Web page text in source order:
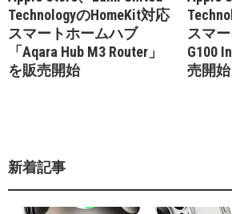
TechnologyのHomeKit対応
スマートホームハブ
「Aqara Hub M3 Router」
を販売開始
スマ
G100
売開始
新着記事